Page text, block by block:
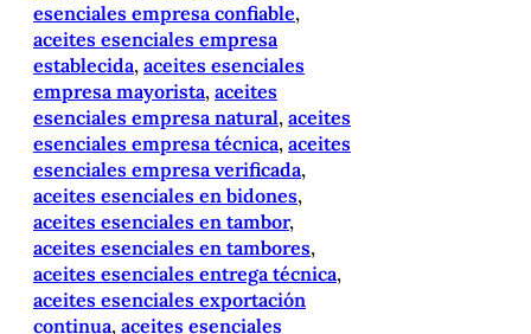
esenciales empresa confiable
aceites esenciales empresa
establecida, aceites esenciales
empresa mayorista, aceites
esenciales empresa natural, aceites
esenciales empresa técnica, aceites
esenciales empresa verificada
aceites esenciales en bidones
aceites esenciales en tambor
aceites esenciales en tambores
aceites esenciales entrega técnica
aceites esenciales exportación
continua, aceites esenciales